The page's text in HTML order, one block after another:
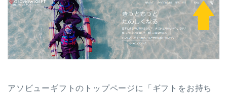
アソビューギフトのトップページに「ギフトをお持ち